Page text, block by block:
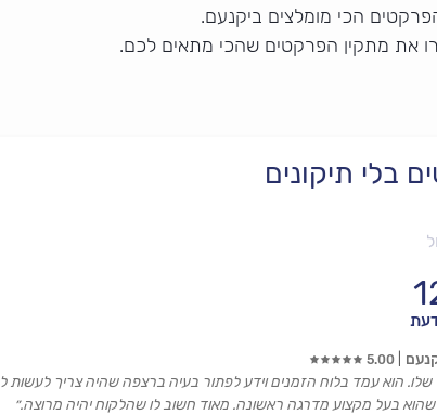
הכי מומלצים ביקנעם.
את מתקין הפרקטים שהכי מתאים לכם.
בלי תיקונים
5.00
הוא עמד בלוח הזמנים וידע לפתור בעיה ברצפה שהיה צריך
בעל מקצוע מדרגה ראשונה. מאוד חשוב לו שהלקוח יהיה מרוצה.״